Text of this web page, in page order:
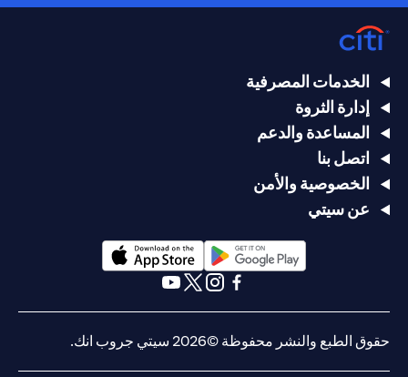
الخدمات المصرفية
إدارة الثروة
المساعدة والدعم
اتصل بنا
الخصوصية والأمن
عن سيتي
(opens in a new tab)
حقوق الطبع والنشر محفوظة ©2026 سيتي جروب انك.